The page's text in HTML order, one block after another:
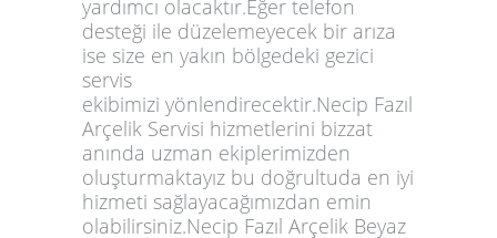
yardımcı olacaktır.Eğer telefon
desteği ile düzelemeyecek bir arıza
ise size en yakın bölgedeki gezici
servis
ekibimizi yönlendirecektir.Necip Fazıl
Arçelik Servisi hizmetlerini bizzat
anında uzman ekiplerimizden
oluşturmaktayız bu doğrultuda en iyi
hizmeti sağlayacağımızdan emin
olabilirsiniz.Necip Fazıl Arçelik Beyaz